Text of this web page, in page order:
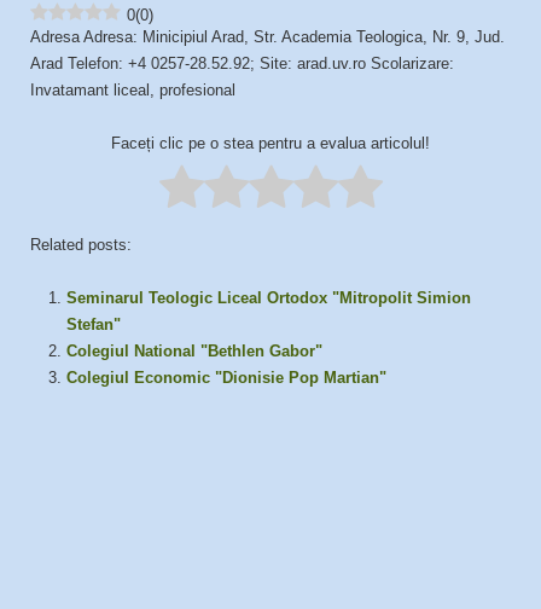
0(0)
Adresa Adresa: Minicipiul Arad, Str. Academia Teologica, Nr. 9, Jud.
Arad Telefon: +4 0257-28.52.92; Site: arad.uv.ro Scolarizare:
Invatamant liceal, profesional
Faceți clic pe o stea pentru a evalua articolul!
Related posts:
Seminarul Teologic Liceal Ortodox "Mitropolit Simion
Stefan"
Colegiul National "Bethlen Gabor"
Colegiul Economic "Dionisie Pop Martian"